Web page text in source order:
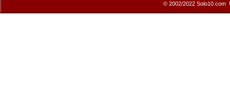
© 2002/2022 Solo10.com